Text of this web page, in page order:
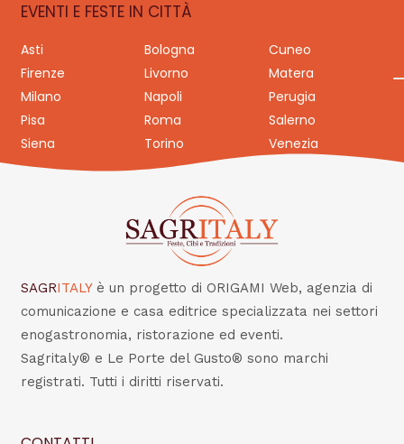
EVENTI E FESTE IN CITTÀ
Asti Bologna
Cuneo
Firenze
Livorno
Matera
Milano
Napoli
Perugia
Pisa
Roma
Salerno
Siena
Torino Venezia
SAGRITALY è un progetto di ORIGAMI Web, agenzia di
comunicazione e casa editrice specializzata nei settori
enogastronomia, ristorazione ed eventi.
Sagritaly® e Le Porte del Gusto® sono marchi
registrati. Tutti i diritti riservati.